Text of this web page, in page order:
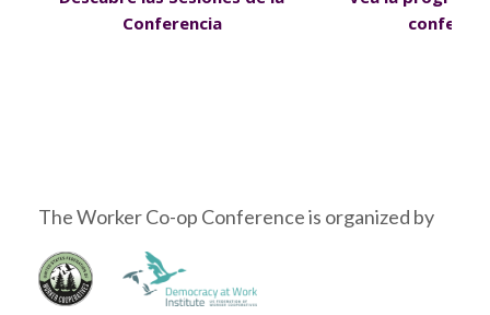
Conferencia
The Worker Co-op Conference is organized by